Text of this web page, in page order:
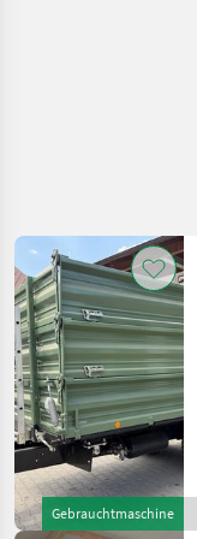
Gebrauchtmaschine